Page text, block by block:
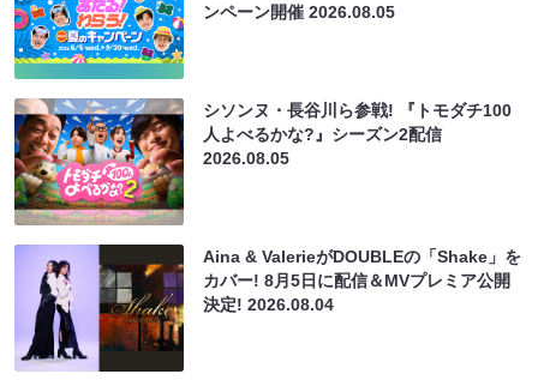
ンペーン開催2026.08.05
シソンヌ・長谷川ら参戦! 『トモダチ100
人よべるかな?』シーズン2配信
2026.08.05
Aina & ValerieがDOUBLEの「Shake」を
カバー! 8月5日に配信＆MVプレミア公開
決定!2026.08.04